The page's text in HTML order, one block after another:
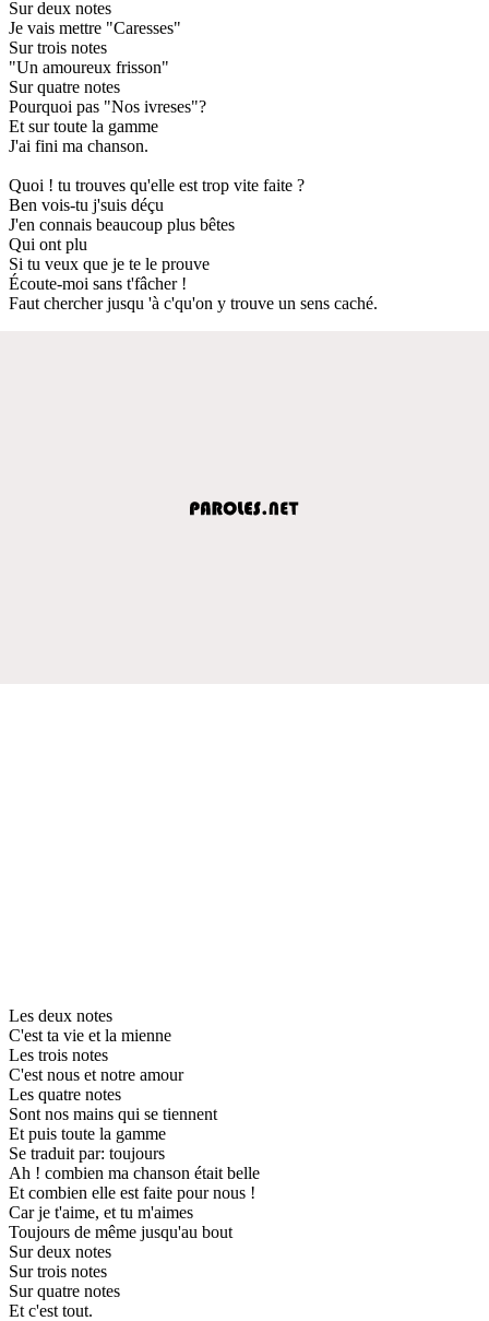
Sur deux notes
Je vais mettre "Caresses"
Sur trois notes
"Un amoureux frisson"
Sur quatre notes
Pourquoi pas "Nos ivreses"?
Et sur toute la gamme
J'ai fini ma chanson.
Quoi ! tu trouves qu'elle est trop vite faite ?
Ben vois-tu j'suis déçu
J'en connais beaucoup plus bêtes
Qui ont plu
Si tu veux que je te le prouve
Écoute-moi sans t'fâcher !
Faut chercher jusqu 'à c'qu'on y trouve un sens caché.
Les deux notes
C'est ta vie et la mienne
Les trois notes
C'est nous et notre amour
Les quatre notes
Sont nos mains qui se tiennent
Et puis toute la gamme
Se traduit par: toujours
Ah ! combien ma chanson était belle
Et combien elle est faite pour nous !
Car je t'aime, et tu m'aimes
Toujours de même jusqu'au bout
Sur deux notes
Sur trois notes
Sur quatre notes
Et c'est tout.